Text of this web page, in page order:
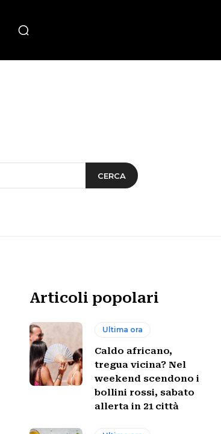
CERCA
Articoli popolari
Ultima ora
Caldo africano,
tregua vicina? Nel
weekend scendono i
bollini rossi, sabato
allerta in 21 città